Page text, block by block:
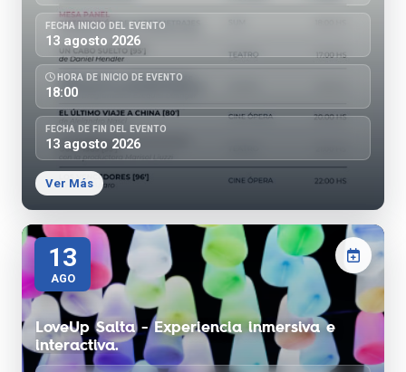
FECHA INICIO DEL EVENTO
13 agosto 2026
HORA DE INICIO DE EVENTO
18:00
FECHA DE FIN DEL EVENTO
13 agosto 2026
Ver Más
13
AGO
LoveUp Salta - Experiencia inmersiva e
interactiva.